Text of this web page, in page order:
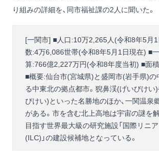
り組みの詳細を、同市福祉課の2人に聞いた。
[一関市] ■人口:10万2,265人(令和8年5月
数:4万6,086世帯(令和8年5月1日現在) ■
算:766億2,227万円(令和8年度当初) ■面
■概要:仙台市(宮城県)と盛岡市(岩手県)の
る中東北の拠点都市。猊鼻渓(げいびけい
びけい)といった名勝地のほか、一関温泉
がある。市を含む北上高地は宇宙の謎を
目指す世界最大級の研究施設「国際リニ
(ILC)」の建設候補地となっている。